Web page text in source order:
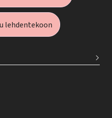
lehdentekoon